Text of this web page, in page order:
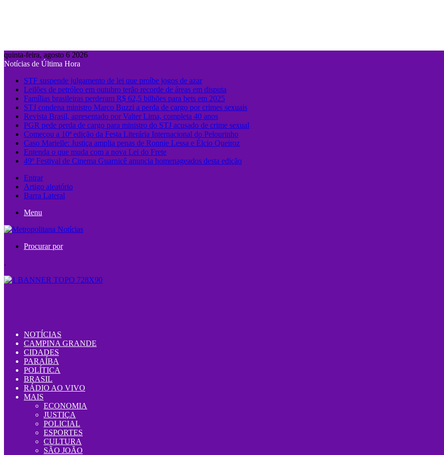
quinta-feira, agosto 6 2026
Notícias de Última Hora
STF suspende julgamento de lei que proíbe jogos de azar
Leilões de petróleo em outubro terão recorde de áreas em disputa
Famílias brasileiras perderam R$ 62,5 bilhões para bets em 2025
STJ condena ministro Marco Buzzi a perda de cargo por crimes sexuais
Revista Brasil, apresentado por Valter Lima, completa 40 anos
PGR pede perda de cargo para ministro do STJ acusado de crime sexual
Começou a 10ª edição da Festa Literária Internacional do Pelourinho
Caso Marielle: Justiça amplia penas de Ronnie Lessa e Élcio Queiroz
Entenda o que muda com a nova Lei do Frete
49º Festival de Cinema Guarnicê anuncia homenageados desta edição
Entrar
Artigo aleatório
Barra Lateral
Menu
Procurar por
.
NOTÍCIAS
CAMPINA GRANDE
CIDADES
PARAÍBA
POLÍTICA
BRASIL
RÁDIO AO VIVO
MAIS
ECONOMIA
JUSTIÇA
POLICIAL
ESPORTES
CULTURA
SÃO JOÃO